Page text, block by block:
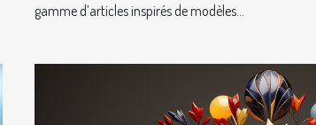
gamme d’articles inspirés de modèles...